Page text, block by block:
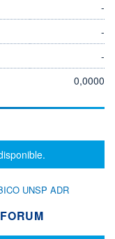
-
-
-
0,0000
UNSP ADR